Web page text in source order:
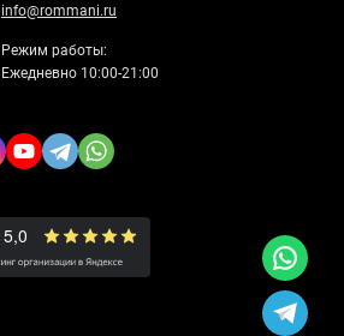
info@rommani.ru
Режим работы:
Ежедневно 10:00-21:00